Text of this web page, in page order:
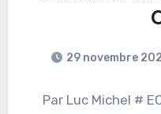
29 novembre
Par Luc Michel #